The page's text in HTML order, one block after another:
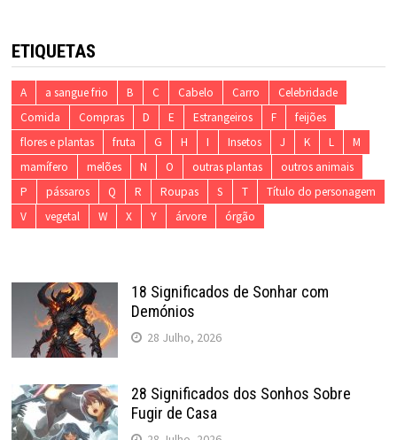
ETIQUETAS
A a sangue frio B C Cabelo Carro
Celebridade
Comida
Compras D E Estrangeiros F
feijões
flores e plantas
fruta G H I Insetos J K L
M
mamífero
melões N O outras plantas
outros animais
P
pássaros Q R Roupas S T
Título do personagem
V
vegetal W X Y árvore órgão
18 Significados de Sonhar com
Demónios
28 Julho, 2026
28 Significados dos Sonhos Sobre
Fugir de Casa